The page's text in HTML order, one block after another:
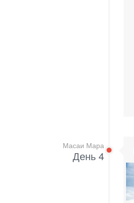
Масаи Мара
День 4